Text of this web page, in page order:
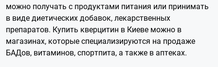
можно получать с продуктами питания или принимать
в виде диетических добавок, лекарственных
препаратов. Купить кверцитин в Киеве можно в
магазинах, которые специализируются на продаже
БАДов, витаминов, спортпита, а также в аптеках.